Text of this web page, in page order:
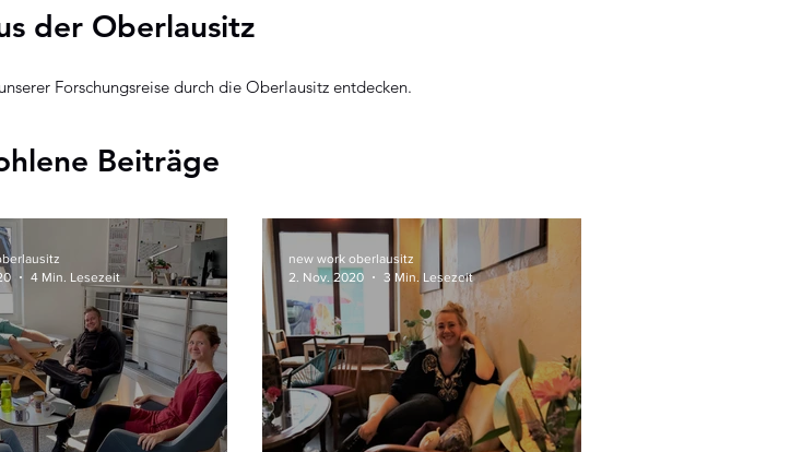
der Oberlausitz
Forschungsreise durch die Oberlausitz entdecken.
Beiträge
4 Min. Lesezeit
new work oberlausitz
2. Nov. 2020
3 Min. Lesezeit